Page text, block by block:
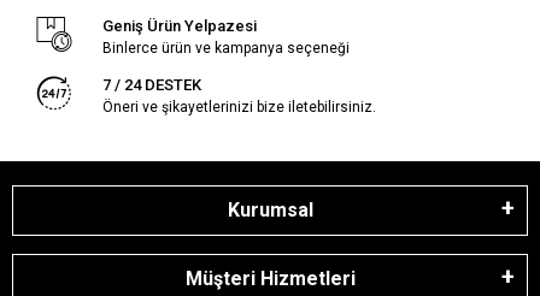
Geniş Ürün Yelpazesi
Binlerce ürün ve kampanya seçeneği
7 / 24 DESTEK
Öneri ve şikayetlerinizi bize iletebilirsiniz.
Kurumsal
Müşteri Hizmetleri